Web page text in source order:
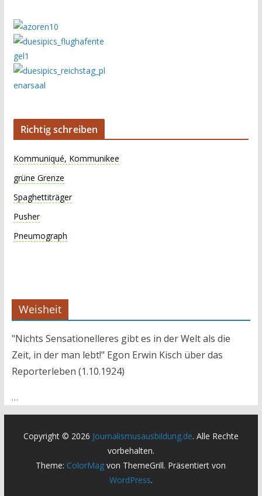
Richtig schreiben
Kommuniqué, Kommunikee
grüne Grenze
Spaghettiträger
Pusher
Pneumograph
Weisheit
"Nichts Sensationelleres gibt es in der Welt als die
Zeit, in der man lebt!" Egon Erwin Kisch über das
Reporterleben (1.10.1924)
…
Copyright © 2026 Journalismusausbildung.de. Alle Rechte
vorbehalten.
Theme: ColorMag von ThemeGrill. Präsentiert von
WordPress.